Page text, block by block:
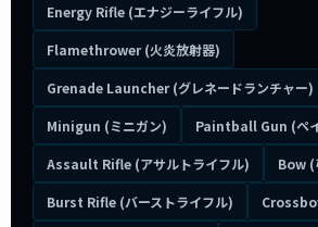
Energy Rifle (エナジーライフル)
Flamethrower (火炎放射器)
Grenade Launcher (グレネードランチャー)
Minigun (ミニガン) Paintball Gun (ペ
Assault Rifle (アサルトライフル) Bow (
Burst Rifle (バーストライフル)